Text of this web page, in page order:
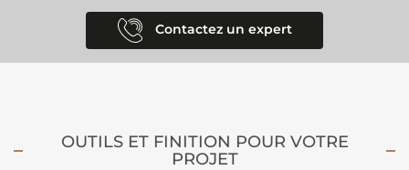
Contactez un expert
OUTILS ET FINITION POUR VOTRE
PROJET